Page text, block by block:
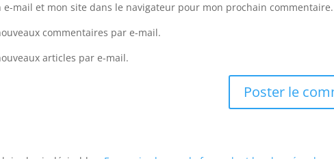
mail et mon site dans le navigateur pour mon prochain commentaire.
commentaires par e-mail.
articles par e-mail.